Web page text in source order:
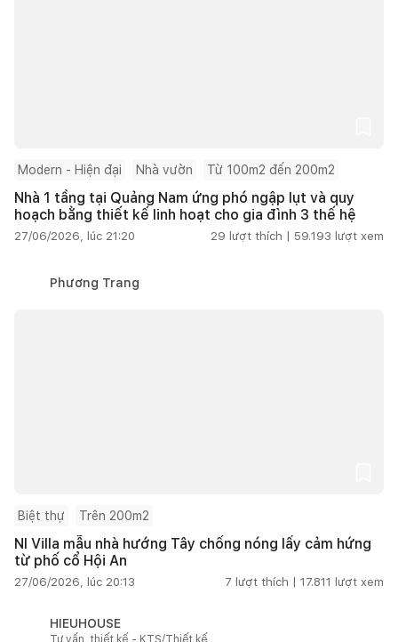
Modern - Hiện đại Nhà vườn Từ 100m2 đến 200m2
Nhà 1 tầng tại Quảng Nam ứng phó ngập lụt và quy
hoạch bằng thiết kế linh hoạt cho gia đình 3 thế hệ
27/06/2026, lúc 21:20 29 lượt thích | 59.193 lượt xem
Phương Trang
Biệt thự Trên 200m2
NI Villa mẫu nhà hướng Tây chống nóng lấy cảm hứng
từ phố cổ Hội An
27/06/2026, lúc 20:13 7 lượt thích | 17.811 lượt xem
HIEUHOUSE
Tư vấn, thiết kế - KTS/Thiết kế